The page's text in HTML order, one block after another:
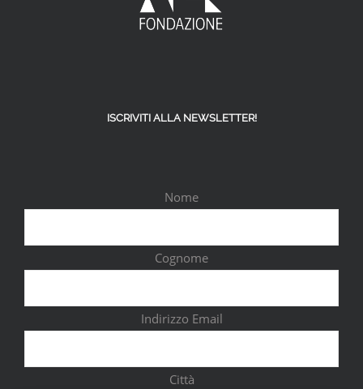
ISCRIVITI ALLA NEWSLETTER!
Nome
Cognome
Indirizzo Email
Città